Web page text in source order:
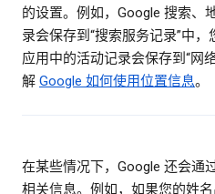
的设置。例如，Google 搜索、
录会保存到“搜索服务记录”中
应用中的活动记录会保存到“网
解 Google 如何使用位置信息。
在某些情况下，Google 还会通
相关信息。例如，如果您的姓